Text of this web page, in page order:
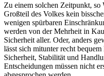
Zu einem solchen Zeitpunkt,
Großteil des Volkes kein
wenigen spürbaren
werden von der Mehrheit in
Sicherheit aller. Oder, anders
lässt sich mitunter recht
Sicherheit, Stabilität und
Entscheidungen müssen nicht